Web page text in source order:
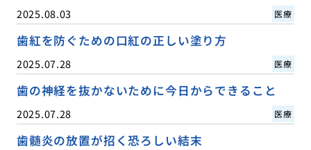
2025.08.03 医療
歯紅を防ぐための口紅の正しい塗り方
2025.07.28 医療
歯の神経を抜かないために今日からできること
2025.07.28 医療
歯髄炎の放置が招く恐ろしい結末